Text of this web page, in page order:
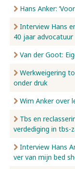
Hans Anker:
Interview Hans
40 jaar advocatuur
Van der Goot:
Werkweigering
onder druk
Wim Anker over
Tbs en
verdediging in tbs-
Interview Hans
ver van mijn bed